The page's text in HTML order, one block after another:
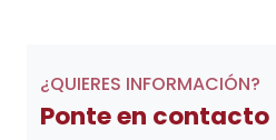
¿QUIERES INFORMACIÓN?
Ponte en